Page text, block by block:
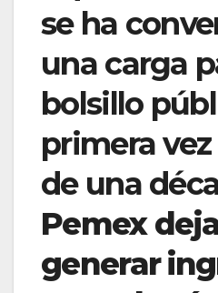
se ha
una carga
bolsillo
primera
de una
Pemex
generar